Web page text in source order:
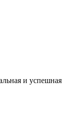
и успешная